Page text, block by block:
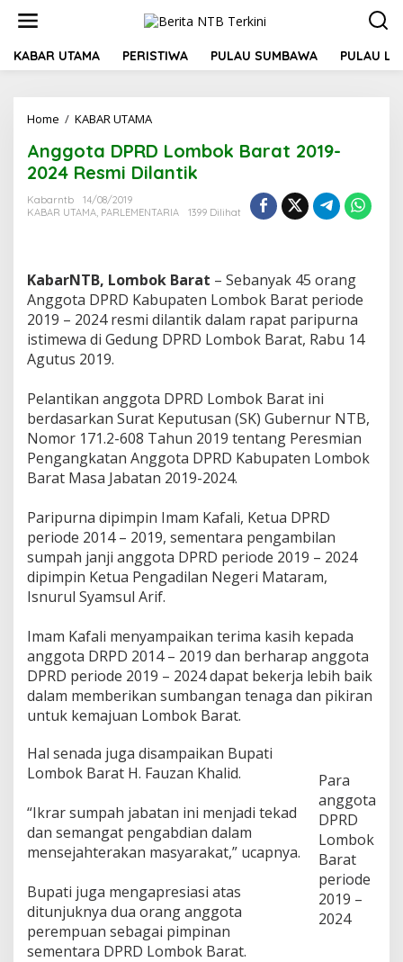
t
KABAR UTAMA PERISTIWA PULAU SUMBAWA PULAU
Home / KABAR UTAMA
g
g
o
a
D
L
o
m
b
B
a
r
a
t
2
9
-
2
0
2
4
e
s
m
i
D
i
a
n
t
k
Anggota DPRD Lombok Barat 2019-
2024 Resmi Dilantik
Kabarntb
14/08/2019
KABAR UTAMA, PARLEMENTARIA 1399 Dilihat
KabarNTB, Lombok Barat – Sebanyak 45 orang
Anggota DPRD Kabupaten Lombok Barat periode
2019 – 2024 resmi dilantik dalam rapat paripurna
istimewa di Gedung DPRD Lombok Barat, Rabu 14
Agutus 2019.
Pelantikan anggota DPRD Lombok Barat ini
berdasarkan Surat Keputusan (SK) Gubernur NTB,
Nomor 171.2-608 Tahun 2019 tentang Peresmian
Pengangkatan Anggota DPRD Kabupaten Lombok
Barat Masa Jabatan 2019-2024.
Paripurna dipimpin Imam Kafali, Ketua DPRD
periode 2014 – 2019, sementara pengambilan
sumpah janji anggota DPRD periode 2019 – 2024
dipimpin Ketua Pengadilan Negeri Mataram,
Isnurul Syamsul Arif.
Imam Kafali menyampaikan terima kasih kepada
anggota DRPD 2014 – 2019 dan berharap anggota
DPRD periode 2019 – 2024 dapat bekerja lebih baik
dalam memberikan sumbangan tenaga dan pikiran
untuk kemajuan Lombok Barat.
Para
anggota
DPRD
Lombok
Barat
periode
2019 –
2024
Hal senada juga disampaikan Bupati
Lombok Barat H. Fauzan Khalid.
“Ikrar sumpah jabatan ini menjadi tekad
dan semangat pengabdian dalam
mensejahterakan masyarakat,” ucapnya.
Bupati juga mengapresiasi atas
ditunjuknya dua orang anggota
perempuan sebagai pimpinan
sementara DPRD Lombok Barat.